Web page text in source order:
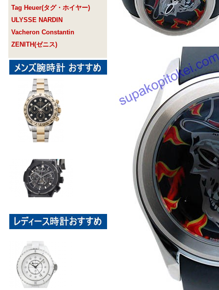
Tag Heuer(タグ・ホイヤー)
ULYSSE NARDIN
Vacheron Constantin
ZENITH(ゼニス)